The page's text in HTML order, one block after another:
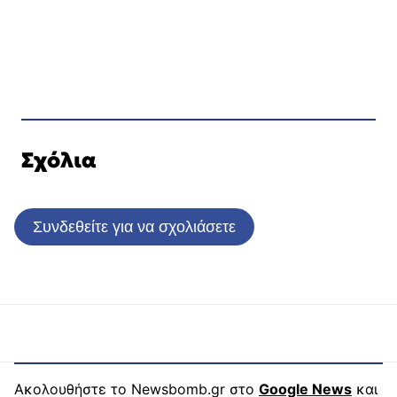
Σχόλια
Συνδεθείτε για να σχολιάσετε
Ακολουθήστε το Newsbomb.gr στο Google News και